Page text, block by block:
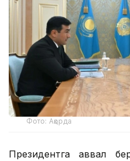
Фото: Ақорда
Президентга аввал